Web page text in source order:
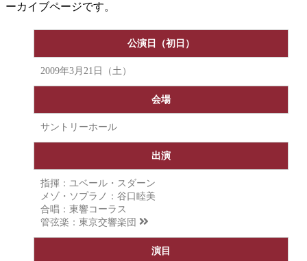
ーカイブページです。
公演日（初日）
2009年3月21日（土）
会場
サントリーホール
出演
指揮：ユベール・スダーン
メゾ・ソプラノ：谷口睦美
合唱：東響コーラス
管弦楽： 東京交響楽団
演目